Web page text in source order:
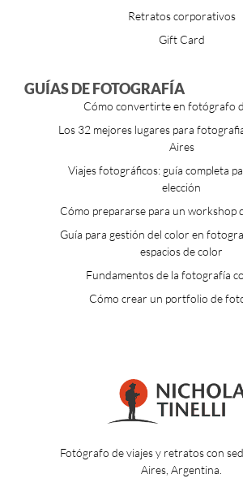
Fotógrafo de viajes y retratos con
Aires, Argentina.
Retratos corporativos
Gift Card
GUÍAS DE FOTOGRAFÍA
Cómo convertirte en fotógrafo
Los 32 mejores lugares para
Aires
Viajes fotográficos: guía completa
elección
Cómo prepararse para un workshop
Guía para gestión del color en
espacios de color
Fundamentos de la fotografía
Cómo crear un portfolio de